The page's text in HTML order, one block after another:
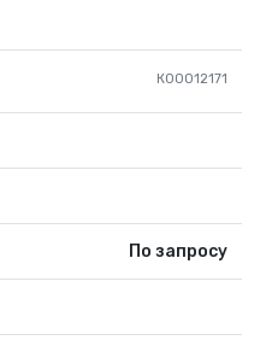
К00012171
По запросу